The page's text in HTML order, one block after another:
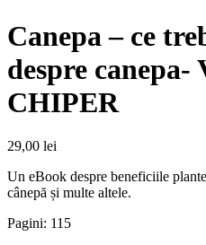
Canepa – ce
despre
CHIPER
29,00 lei
Un eBook despre beneficiile
cânepă și multe altele.
Pagini: 115